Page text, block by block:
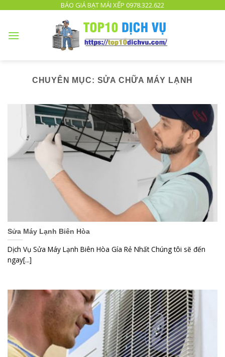
DỊCH
BÁO GIÁ BẠT MÁI XẾP 0978.322.622
CHUYÊN MỤC: SỬA CHỮA MÁY LẠNH
Sửa Máy Lạnh Biên Hòa
Dịch Vụ Sửa Máy Lạnh Biên Hòa Gía Rẻ Nhất Chúng tôi sẽ đến
ngay[...]